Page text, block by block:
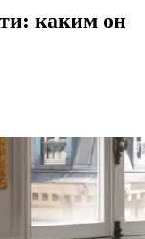
каким он